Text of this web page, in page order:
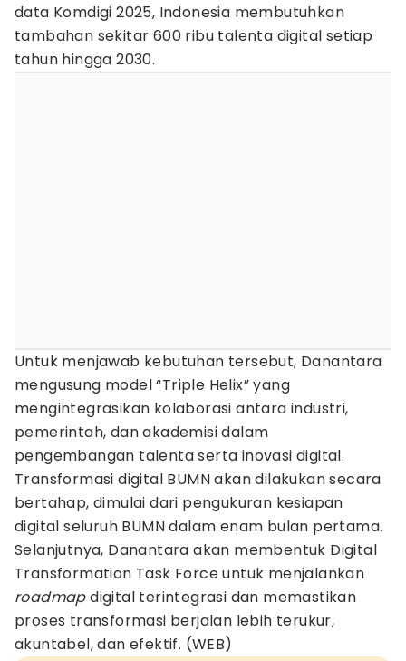
data Komdigi 2025, Indonesia membutuhkan
tambahan sekitar 600 ribu talenta digital setiap
tahun hingga 2030.
Untuk menjawab kebutuhan tersebut, Danantara
mengusung model “Triple Helix” yang
mengintegrasikan kolaborasi antara industri,
pemerintah, dan akademisi dalam
pengembangan talenta serta inovasi digital.
Transformasi digital BUMN akan dilakukan secara
bertahap, dimulai dari pengukuran kesiapan
digital seluruh BUMN dalam enam bulan pertama.
Selanjutnya, Danantara akan membentuk Digital
Transformation Task Force untuk menjalankan
roadmapdigital terintegrasi dan memastikan
proses transformasi berjalan lebih terukur,
akuntabel, dan efektif. (WEB)